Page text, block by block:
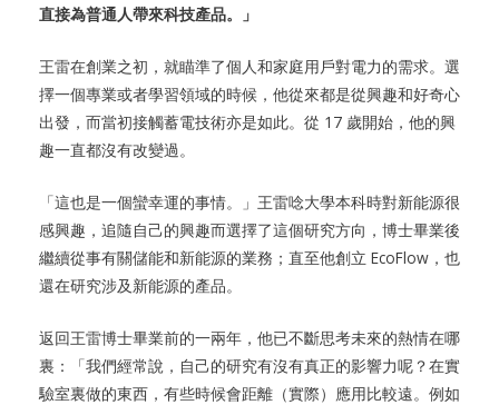
直接為普通人帶來科技產品。」
王雷在創業之初，就瞄準了個人和家庭用戶對電力的需求。選
擇一個專業或者學習領域的時候，他從來都是從興趣和好奇心
出發，而當初接觸蓄電技術亦是如此。從 17 歲開始，他的興
趣一直都沒有改變過。
「這也是一個蠻幸運的事情。」王雷唸大學本科時對新能源很
感興趣，追隨自己的興趣而選擇了這個研究方向，博士畢業後
繼續從事有關儲能和新能源的業務；直至他創立 EcoFlow，也
還在研究涉及新能源的產品。
返回王雷博士畢業前的一兩年，他已不斷思考未來的熱情在哪
裏：「我們經常說，自己的研究有沒有真正的影響力呢？在實
驗室裏做的東西，有些時候會距離（實際）應用比較遠。例如